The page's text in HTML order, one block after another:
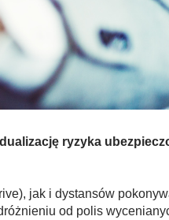
ryzyka
jak i dystansów
od polis